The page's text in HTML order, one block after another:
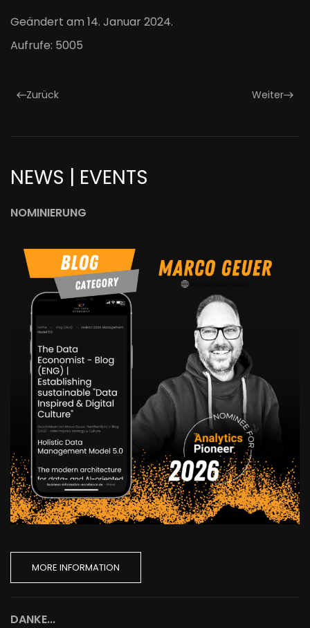
Geändert am 14. Januar 2024.
Aufrufe: 5005
Zurück Weiter
NEWS | EVENTS
NOMINIERUNG
MORE INFORMATION
DANKE...